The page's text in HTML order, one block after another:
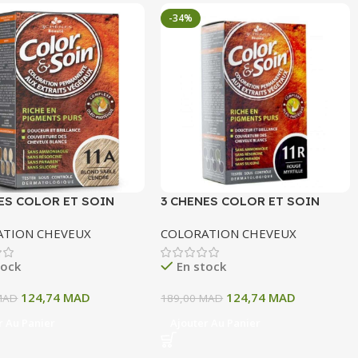
COLOR ET SOIN
SABLE CENDRE 135
CHEVEUX
124,74 MAD
-34%
3 CHENES COLOR ET SOIN
11R ROUGE MYRTILLE 135 ML
COLORATION CHEVEUX
En stock
189,00MAD 124,74 MAD